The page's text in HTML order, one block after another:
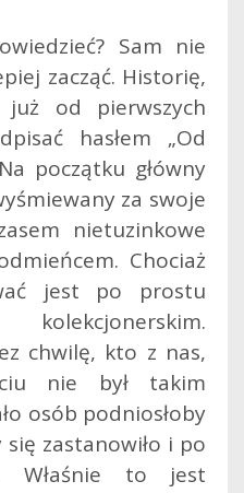
Sam nie
zacząć. Historię,
od pierwszych
hasłem „Od
początku główny
za swoje
nietuzinkowe
Chociaż
jest po prostu
chwilę, kto z nas,
nie był takim
osób podniosłoby
zastanowiło i po
Właśnie to jest